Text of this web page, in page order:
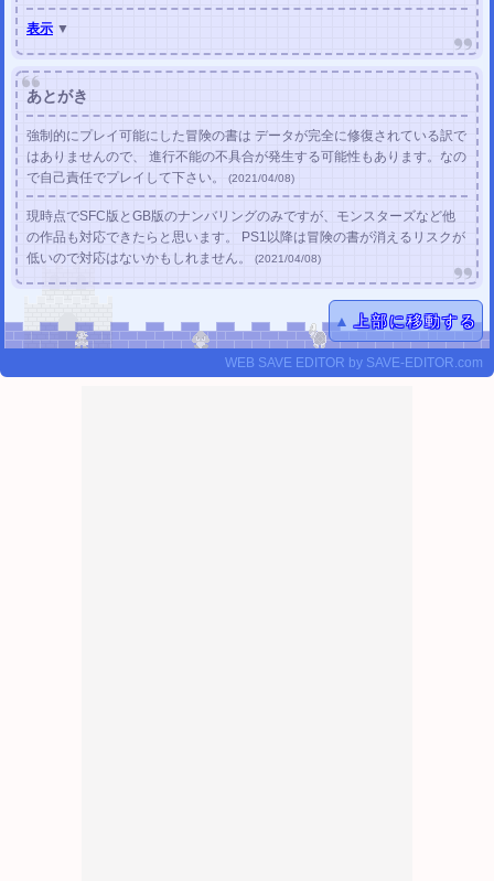
表示 ▼
あとがき
強制的にプレイ可能にした冒険の書は データが完全に修復されている訳で
はありませんので、 進行不能の不具合が発生する可能性もあります。なの
で自己責任でプレイして下さい。
(2021/04/08)
現時点でSFC版とGB版のナンバリングのみですが、モンスターズなど他
の作品も対応できたらと思います。 PS1以降は冒険の書が消えるリスクが
低いので対応はないかもしれません。
(2021/04/08)
▲ 上部に移動する
WEB SAVE EDITOR by SAVE-EDITOR.com